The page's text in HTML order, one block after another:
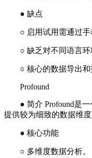
● 缺点
○ 启用试用需通过手
○ 缺乏对不同语言环
○ 核心的数据导出和
Profound
● 简介 Profound是一
提供较为细致的数据维度
● 核心功能
○ 多维度数据分析。